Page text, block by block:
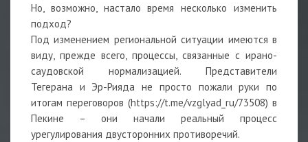
Но, возможно, настало время несколько изменить
подход?
Под изменением региональной ситуации имеются в
виду, прежде всего, процессы, связанные с ирано-
саудовской нормализацией. Представители
Тегерана и Эр-Рияда не просто пожали руки по
итогам переговоров (https://t.me/vzglyad_ru/73508) в
Пекине – они начали реальный процесс
урегулирования двусторонних противоречий.